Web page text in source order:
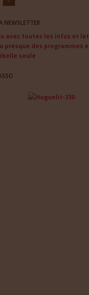
NEWSLETTER
avec toutes les infos et
presque des programmes
seule